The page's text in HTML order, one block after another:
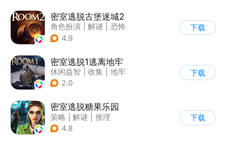
密室逃脱古堡迷城2
角色扮演 解谜
恐怖
| 密室逃脱
4.9
下载
密室逃脱1逃离地牢
休闲益智 收集
地牢
| 密室逃脱
2.0
下载
密室逃脱糖果乐园
策略 解谜
推理
| 密室逃脱
4.8
下载